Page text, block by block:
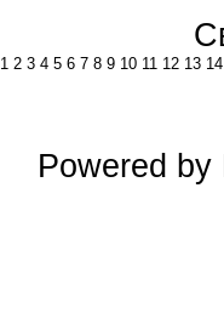
1 2 3 4 5 6 7 8 9 10 11 12 13 14
Powered